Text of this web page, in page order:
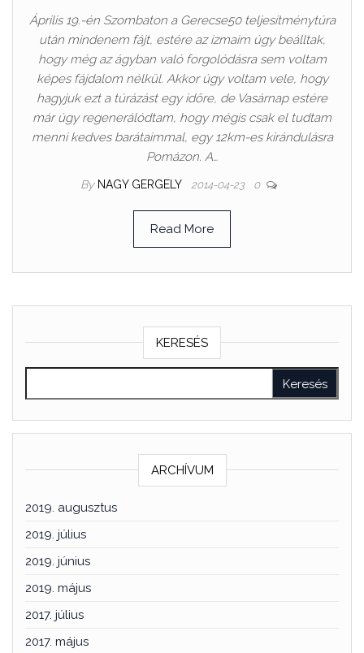
Április 19.-én Szombaton a Gerecse50 teljesítménytúra
után mindenem fájt, estére az izmaim úgy beálltak,
hogy még az ágyban való forgolódásra sem voltam
képes fájdalom nélkül. Akkor úgy voltam vele, hogy
hagyjuk ezt a túrázást egy időre, de Vasárnap estére
már úgy regenerálódtam, hogy mégis csak el tudtam
menni kedves barátaimmal, egy 12km-es kirándulásra
Pomázon. A…
By NAGY GERGELY 2014-04-23 0
Read More
KERESÉS
ARCHÍVUM
2019. augusztus
2019. július
2019. június
2019. május
2017. július
2017. május